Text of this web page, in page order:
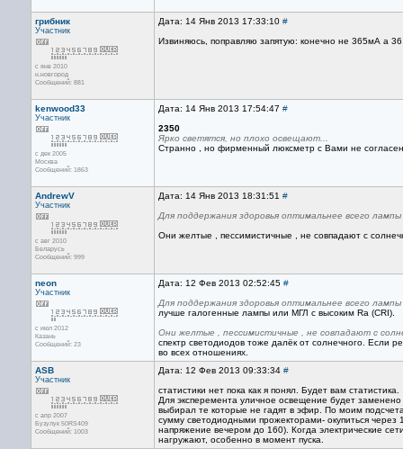
грибник
Участник
с янв 2010
н.новгород
Сообщений: 881
Дата: 14 Янв 2013 17:33:10 #
Извиняюсь, поправляю запятую: конечно не 365мА а
kenwood33
Участник
с дек 2005
Москва
Сообщений: 1863
Дата: 14 Янв 2013 17:54:47 #
2350
Ярко светятся, но плохо освещают...
Странно , но фирменный люксметр с Вами не
AndrewV
Участник
с авг 2010
Беларусь
Сообщений: 999
Дата: 14 Янв 2013 18:31:51 #
Для поддержания здоровья оптимальнее всего лампы
Они желтые , пессимистичные , не совпадают с
neon
Участник
с июл 2012
Казань
Сообщений: 23
Дата: 12 Фев 2013 02:52:45 #
Для поддержания здоровья оптимальнее всего лампы
лучше галогенные лампы или МГЛ с высоким Ra (CRI).
Они желтые , пессимистичные , не совпадают с
спектр светодиодов тоже далёк от солнечного. Если
во всех отношениях.
ASB
Участник
с апр 2007
Бузулук 50RS409
Сообщений: 1003
Дата: 12 Фев 2013 09:33:34 #
статистики нет пока как я понял. Будет вам статистика.
Для эксперемента уличное освещение будет
выбирал те которые не гадят в эфир. По моим
сумму светодиодными прожекторами- окупиться
напряжение вечером до 160). Когда электрические
нагружают, особенно в момент пуска.